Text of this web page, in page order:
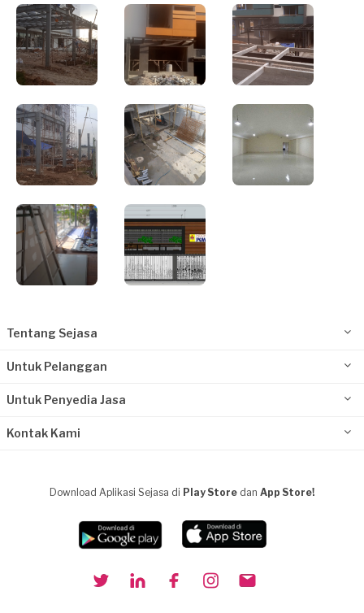
Tentang Sejasa
Untuk Pelanggan
Untuk Penyedia Jasa
Kontak Kami
Download Aplikasi Sejasa di Play Store dan App Store!